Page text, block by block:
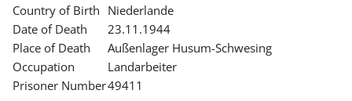
FORSCHUNG
SERVICE
Leichte Sprache Back
Country of Birth Niederlande
Date of Death
23.11.1944
Place of Death
Außenlager Husum-Schwesing
Occupation
Landarbeiter
Prisoner Number49411